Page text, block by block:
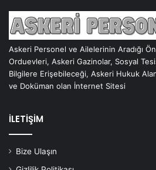
Askeri Personel ve Ailelerinin Aradığı
Orduevleri, Askeri Gazinolar, Sosyal
Bilgilere Erişebileceği, Askeri Hukuk
ve Doküman olan İnternet Sitesi
İLETİŞİM
Bize Ulaşın